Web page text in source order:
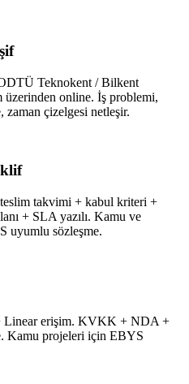
Teknokent / Bilkent
online. İş problemi,
zaman çizelgesi netleşir.
takvimi + kabul kriteri +
+ SLA yazılı. Kamu ve
uyumlu sözleşme.
Linear erişim. KVKK + NDA +
Kamu projeleri için EBYS